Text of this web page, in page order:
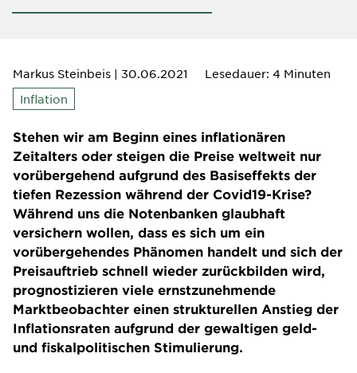
Markus Steinbeis | 30.06.2021
Lesedauer: 4 Minuten
Inflation
Stehen wir am Beginn eines inflationären
Zeitalters oder steigen die Preise weltweit nur
vorübergehend aufgrund des Basiseffekts der
tiefen Rezession während der Covid19-Krise?
Während uns die Notenbanken glaubhaft
versichern wollen, dass es sich um ein
vorübergehendes Phänomen handelt und sich der
Preisauftrieb schnell wieder zurückbilden wird,
prognostizieren viele ernstzunehmende
Marktbeobachter einen strukturellen Anstieg der
Inflationsraten aufgrund der gewaltigen geld-
und fiskalpolitischen Stimulierung.